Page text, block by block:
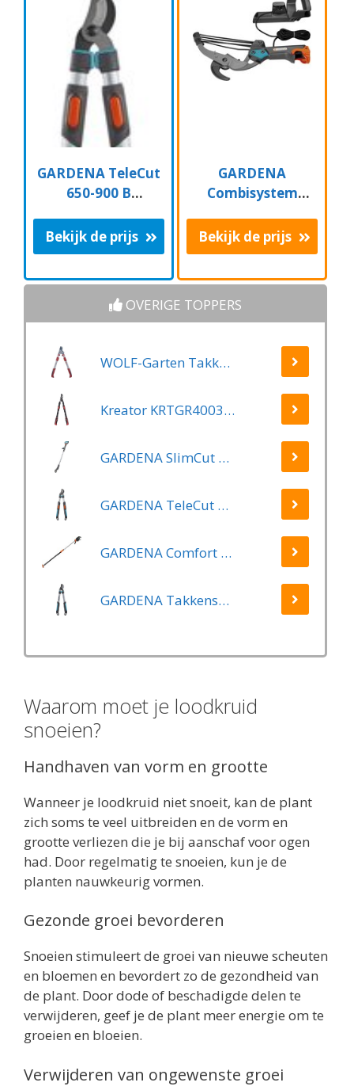
GARDENA TeleCut
650-900 B
Uitschuifbare
armen - tot max 90
Bekijk de prijs
GARDENA
Combisystem
Boomschaar
Takkenschaar -
Bekijk de prijs
OVERIGE TOPPERS
WOLF-Garten Takkenschaar POWER CUT RR*** 900 T - lengte 650-900mm - telescoop - aluminium hefboomarmen - 4x meer kracht - messpanning instelbaar
Kreator KRTGR4003 Telescopische takkenschaar – Jong hout - Knipdiameter: Ø34 mm
GARDENA SlimCut Takkenschaar -28mm- Met Hefboommechanisme
GARDENA TeleCut Telescopische - Takkenschaar 520-670B - 42 mm Verstelbare Lengte
GARDENA Comfort Takkenschaar StarCut 160 - Snoeischaar - Reikwijdte ca. 3.5 m - Max Knipdiameter 32 mm
GARDENA Takkenschaar EasyCut 500 B EasyCut
Waarom moet je loodkruid
snoeien?
Handhaven van vorm en grootte
Wanneer je loodkruid niet snoeit, kan de plant
zich soms te veel uitbreiden en de vorm en
grootte verliezen die je bij aanschaf voor ogen
had. Door regelmatig te snoeien, kun je de
planten nauwkeurig vormen.
Gezonde groei bevorderen
Snoeien stimuleert de groei van nieuwe scheuten
en bloemen en bevordert zo de gezondheid van
de plant. Door dode of beschadigde delen te
verwijderen, geef je de plant meer energie om te
groeien en bloeien.
Verwijderen van ongewenste groei